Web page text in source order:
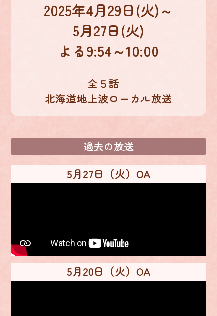
2025年4月29日(火)～
5月27日(火)
よる9:54～10:00
全５話
北海道地上波ローカル放送
過去の放送
5月27日（火）OA
5月20日（火）OA